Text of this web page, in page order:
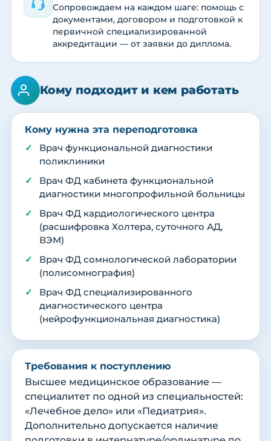
Сопровождаем на каждом шаге: помощь с
документами, договором и подготовкой к
первичной специализированной
аккредитации — от заявки до диплома.
Кому подходит и кем работать
Кому нужна эта переподготовка
Врач функциональной диагностики
поликлиники
Врач ФД кабинета функциональной
диагностики многопрофильной больницы
Врач ФД кардиологического центра
(расшифровка Холтера, суточного АД,
ВЭМ)
Врач ФД сомнологической лаборатории
(полисомнография)
Врач ФД специализированного
диагностического центра
(нейрофункциональная диагностика)
Требования к поступлению
Высшее медицинское образование —
специалитет по одной из специальностей:
«Лечебное дело» или «Педиатрия».
Дополнительно допускается наличие